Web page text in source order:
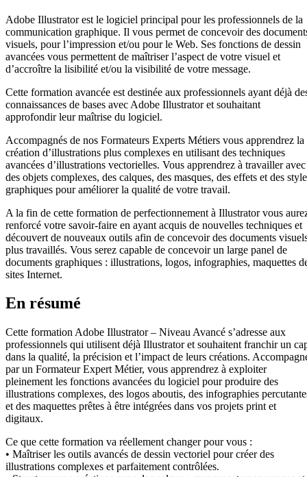
Adobe Illustrator est le logiciel principal pour les professionnels de la
communication graphique. Il vous permet de concevoir des
visuels, pour l’impression et/ou pour le Web. Ses fonctions de dessin
avancées vous permettent de maîtriser l’aspect de votre visuel et
d’accroître la lisibilité et/ou la visibilité de votre message.
Cette formation avancée est destinée aux professionnels ayant déjà
connaissances de bases avec Adobe Illustrator et souhaitant
approfondir leur maîtrise du logiciel.
Accompagnés de nos Formateurs Experts Métiers vous apprendrez la
création d’illustrations plus complexes en utilisant des techniques
avancées d’illustrations vectorielles. Vous apprendrez à travailler avec
des objets complexes, des calques, des masques, des effets et des
graphiques pour améliorer la qualité de votre travail.
A la fin de cette formation de perfectionnement à Illustrator vous
renforcé votre savoir-faire en ayant acquis de nouvelles techniques et
découvert de nouveaux outils afin de concevoir des documents
plus travaillés. Vous serez capable de concevoir un large panel de
documents graphiques : illustrations, logos, infographies, maquettes
sites Internet.
En résumé
Cette formation Adobe Illustrator – Niveau Avancé s’adresse aux
professionnels qui utilisent déjà Illustrator et souhaitent franchir un
dans la qualité, la précision et l’impact de leurs créations.
par un Formateur Expert Métier, vous apprendrez à exploiter
pleinement les fonctions avancées du logiciel pour produire des
illustrations complexes, des logos aboutis, des infographies
et des maquettes prêtes à être intégrées dans vos projets print et
digitaux.
Ce que cette formation va réellement changer pour vous :
• Maîtriser les outils avancés de dessin vectoriel pour créer des
illustrations complexes et parfaitement contrôlées.